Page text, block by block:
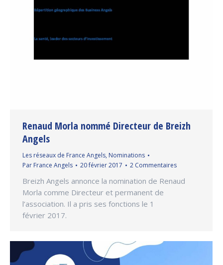
Renaud Morla nommé Directeur de Breizh
Angels
Les réseaux de France Angels, Nominations
Par France Angels 20 février 2017 2 Commentaires
Breizh Angels annonce la nomination de Renaud
Morla comme Directeur et permanent de
l’association. Il a pris ses fonctions le 1
février 2017.